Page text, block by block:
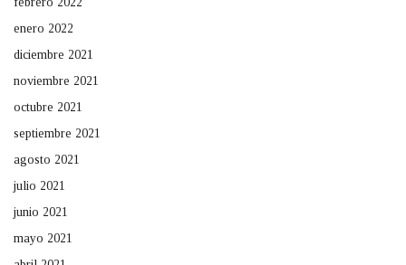
enero 2022
diciembre 2021
noviembre 2021
octubre 2021
septiembre 2021
agosto 2021
julio 2021
junio 2021
mayo 2021